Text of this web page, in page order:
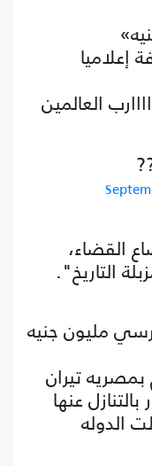
العالمين
القضاء،
التاريخ".
مليون جنيه
تيران
عنها
الدوله